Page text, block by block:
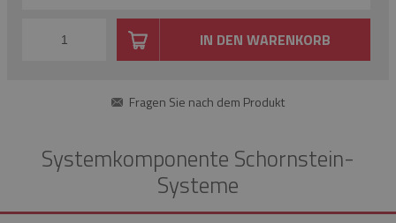
IN DEN WARENKORB
Fragen Sie nach dem Produkt
Systemkomponente Schornstein-
Systeme